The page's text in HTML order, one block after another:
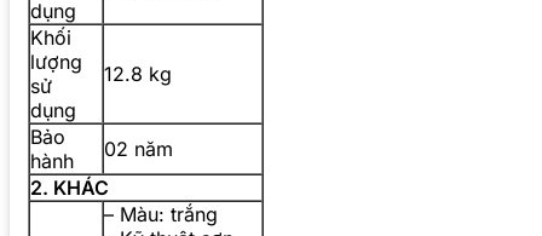
dụng
Khối
lượng
sử
dụng
12.8 kg
Bảo
hành
02 năm
2. KHÁC
– Màu: trắng